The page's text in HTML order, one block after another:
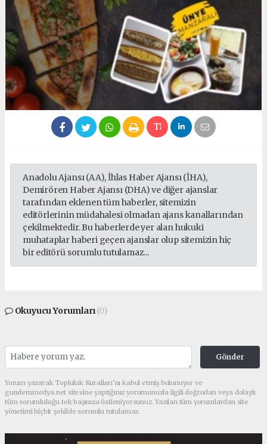
Anadolu Ajansı (AA), İhlas Haber Ajansı (İHA),
Demirören Haber Ajansı (DHA) ve diğer ajanslar
tarafından eklenen tüm haberler, sitemizin
editörlerinin müdahalesi olmadan ajans kanallarından
çekilmektedir. Bu haberlerde yer alan hukuki
muhataplar haberi geçen ajanslar olup sitemizin hiç
bir editörü sorumlu tutulamaz...
Okuyucu Yorumları(0)
Gönder
Yorum yazarak Topluluk Kuralları’nı kabul etmiş bulunuyor ve
gundemmedya.net sitesine yaptığınız yorumunuzla ilgili doğrudan veya dolaylı
tüm sorumluluğu tek başınıza üstleniyorsunuz. Yazılan tüm yorumlardan site
yönetimi hiçbir şekilde sorumlu tutulamaz.